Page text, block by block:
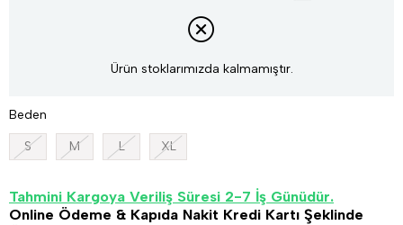
Ürün stoklarımızda kalmamıştır.
Beden
S M L XL
Tahmini Kargoya Veriliş Süresi 2-7 İş Günüdür.
Online Ödeme & Kapıda Nakit Kredi Kartı Şeklinde